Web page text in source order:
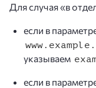
Для случая «в
если в
указываем
если в